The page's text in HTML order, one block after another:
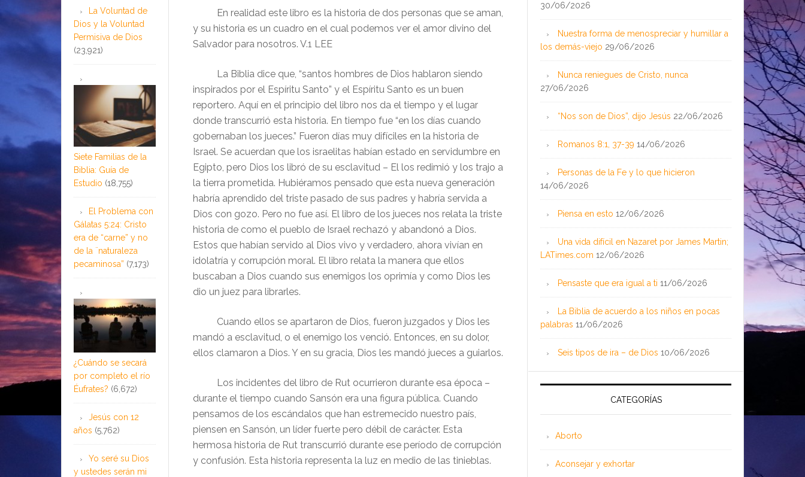
En realidad este libro es la historia de dos personas que se aman,
y su historia es un cuadro en el cual podemos ver el amor divino del
Salvador para nosotros. V.1 LEE
La Biblia dice que, “santos hombres de Dios hablaron siendo
inspirados por el Espíritu Santo” y el Espíritu Santo es un buen
reportero. Aquí en el principio del libro nos da el tiempo y el lugar
donde transcurrió esta historia. En tiempo fue “en los días cuando
gobernaban los jueces.” Fueron días muy difíciles en la historia de
Israel. Se acuerdan que los israelitas habían estado en servidumbre en
Egipto, pero Dios los libró de su esclavitud – El los redimió y los trajo a
la tierra prometida. Hubiéramos pensado que esta nueva generación
habría aprendido del triste pasado de sus padres y habría servida a
Dios con gozo. Pero no fue así. El libro de los jueces nos relata la triste
historia de como el pueblo de Israel rechazó y abandonó a Dios.
Estos que habían servido al Dios vivo y verdadero, ahora vivían en
idolatría y corrupción moral. El libro relata la manera que ellos
buscaban a Dios cuando sus enemigos los oprimía y como Dios les
dio un juez para librarles.
Cuando ellos se apartaron de Dios, fueron juzgados y Dios les
mandó a esclavitud, o el enemigo los venció. Entonces, en su dolor,
ellos clamaron a Dios. Y en su gracia, Dios les mandó jueces a guiarlos.
Los incidentes del libro de Rut ocurrieron durante esa época –
durante el tiempo cuando Sansón era una figura pública. Cuando
pensamos de los escándalos que han estremecido nuestro país,
piensen en Sansón, un líder fuerte pero débil de carácter. Esta
hermosa historia de Rut transcurrió durante ese período de corrupción
y confusión. Esta historia representa la luz en medio de las tinieblas.
30/06/2026
Nuestra forma de menospreciar y humillar a
los demás-viejo 29/06/2026
Nunca reniegues de Cristo, nunca
27/06/2026
“Nos son de Dios”, dijo Jesús 22/06/2026
Romanos 8:1, 37-39 14/06/2026
Personas de la Fe y lo que hicieron
14/06/2026
Piensa en esto 12/06/2026
Una vida difícil en Nazaret por James Martin;
LATimes.com 12/06/2026
Pensaste que era igual a ti 11/06/2026
La Biblia de acuerdo a los niños en pocas
palabras 11/06/2026
Seis tipos de ira – de Dios 10/06/2026
CATEGORÍAS
Aborto
Aconsejar y exhortar
La Voluntad de
Dios y la Voluntad
Permisiva de Dios
(23,921)
Siete Familias de la
Biblia: Guía de
Estudio (18,755)
El Problema con
Gálatas 5:24: Cristo
era de “carne” y no
de la ¨naturaleza
pecaminosa” (7,173)
¿Cuándo se secará
por completo el río
Éufrates? (6,672)
Jesús con 12
años (5,762)
Yo seré su Dios
y ustedes serán mi